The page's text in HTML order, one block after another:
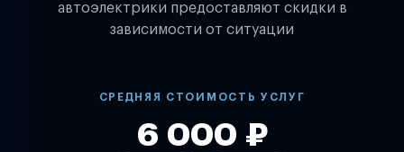
автоэлектрики предоставляют скидки в
зависимости от ситуации
СРЕДНЯЯ СТОИМОСТЬ УСЛУГ
6 000 ₽